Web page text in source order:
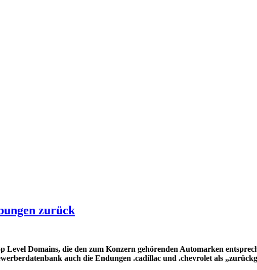
zurück
Domains, die den zum Konzern gehörenden Automarken
auch die Endungen .cadillac und .chevrolet als